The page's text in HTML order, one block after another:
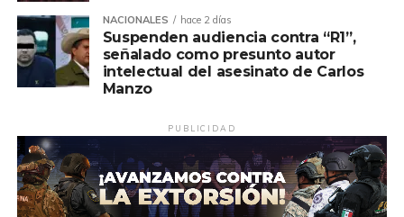
NACIONALES hace 2 días
Suspenden audiencia contra “R1”,
señalado como presunto autor
intelectual del asesinato de Carlos
Manzo
PUBLICIDAD